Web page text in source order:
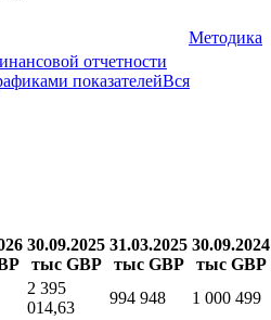
Методика
отчетности
показателейВся
30.09.2025
тыс GBP
31.03.2025
тыс GBP
30.09.2024
тыс GBP
2 395
014,63
994 948 1 000 499